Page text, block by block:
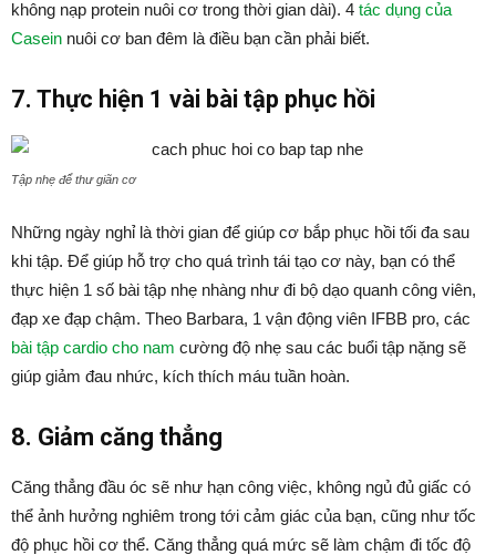
không nạp protein nuôi cơ trong thời gian dài). 4 tác dụng của
Casein nuôi cơ ban đêm là điều bạn cần phải biết.
7. Thực hiện 1 vài bài tập phục hồi
Tập nhẹ để thư giãn cơ
Những ngày nghỉ là thời gian để giúp cơ bắp phục hồi tối đa sau
khi tập. Để giúp hỗ trợ cho quá trình tái tạo cơ này, bạn có thể
thực hiện 1 số bài tập nhẹ nhàng như đi bộ dạo quanh công viên,
đạp xe đạp chậm. Theo Barbara, 1 vận động viên IFBB pro, các
bài tập cardio cho nam cường độ nhẹ sau các buổi tập nặng sẽ
giúp giảm đau nhức, kích thích máu tuần hoàn.
8. Giảm căng thẳng
Căng thẳng đầu óc sẽ như hạn công việc, không ngủ đủ giấc có
thể ảnh hưởng nghiêm trong tới cảm giác của bạn, cũng như tốc
độ phục hồi cơ thể. Căng thẳng quá mức sẽ làm chậm đi tốc độ